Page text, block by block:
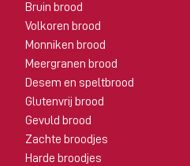
Bruin brood
Volkoren brood
Monniken brood
Meergranen brood
Desem en speltbrood
Glutenvrij brood
Gevuld brood
Zachte broodjes
Harde broodjes